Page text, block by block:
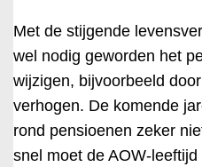
Met de stijgende
wel nodig geworden het
wijzigen, bijvoorbeeld
verhogen. De komende
rond pensioenen zeker
snel moet de AOW-